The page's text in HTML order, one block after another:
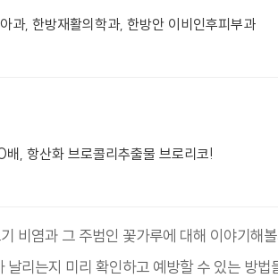
과, 한방재활의학과, 한방안 이비인후피부과
, 항산화 브로콜리추출물 브로리코!
비염과 그 주범인 꽃가루에 대해 이야기해
리는지 미리 확인하고 예방할 수 있는 방법